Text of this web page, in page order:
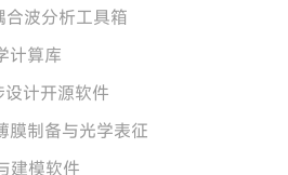
波分析工具箱
计算库
计开源软件
膜制备与光学表征
建模软件